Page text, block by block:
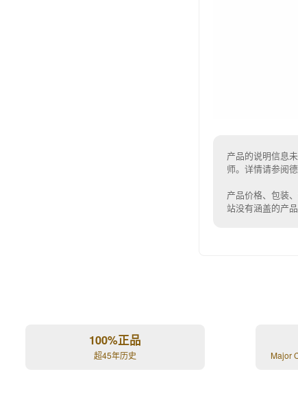
产品的说明信息
师。详情请参阅
产品价格、包装
站没有涵盖的产
100%正品
超45年历史 Major